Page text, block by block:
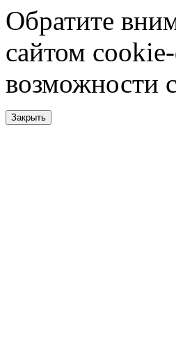
Обратите
сайтом
возможности
Закрыть